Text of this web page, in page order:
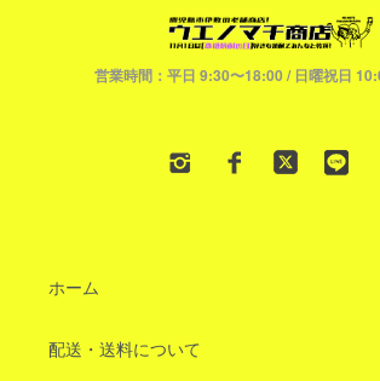
営業時間：平日 9:30〜18:00 / 日曜祝日
ホーム
配送・送料について